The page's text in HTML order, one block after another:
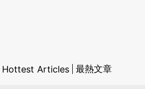
Hottest Articles 最熱文章